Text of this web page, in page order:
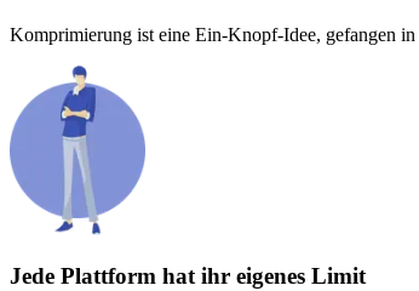
Komprimierung ist eine Ein-Knopf-Idee, gefangen
Jede Plattform hat ihr eigenes Limit